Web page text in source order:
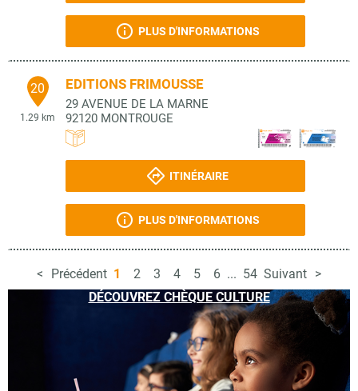
PLUS D'INFORMATIONS
20
1.29 km
EDITIONS FRIMOUSSE
29 AVENUE DE LA MARNE
92120 MONTROUGE
ITINÉRAIRE
PLUS D'INFORMATIONS
Précédent 1 2 3 4 5 6 ... 54 Suivant
DÉCOUVREZ CHÈQUE CULTURE